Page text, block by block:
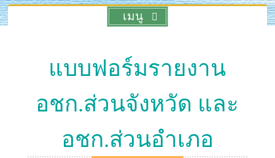
เมนู
แบบฟอร์มรายงาน
อชก.ส่วนจังหวัด และ
อชก.ส่วนอำเภอ